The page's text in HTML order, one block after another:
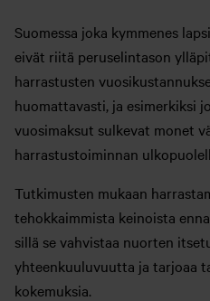
Suomessa joka kymmenes
eivät riitä peruselintason
harrastusten
huomattavasti, ja esimerkiksi
vuosimaksut sulkevat monet
harrastustoiminnan
Tutkimusten mukaan
tehokkaimmista keinoista
sillä se vahvistaa nuorten
yhteenkuuluvuutta ja tarjoaa
kokemuksia.